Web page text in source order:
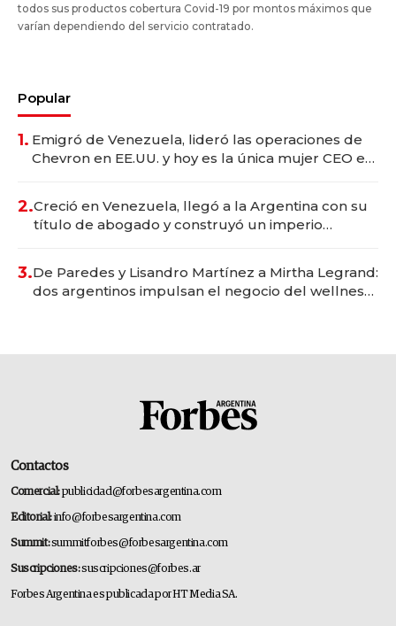
todos sus productos cobertura Covid-19 por montos máximos que
varían dependiendo del servicio contratado.
Popular
1. Emigró de Venezuela, lideró las operaciones de
Chevron en EE.UU. y hoy es la única mujer CEO en
2.Creció en Venezuela, llegó a la Argentina con su
título de abogado y construyó un imperio
3.De Paredes y Lisandro Martínez a Mirtha Legrand:
dos argentinos impulsan el negocio del wellness
Contactos
Comercial:publicidad@forbesargentina.com
Editorial:info@forbesargentina.com
Summit:summitforbes@forbesargentina.com
Suscripciones:suscripciones@forbes.ar
Forbes Argentina es publicada por HT Media SA.